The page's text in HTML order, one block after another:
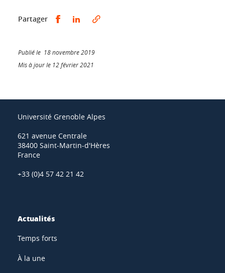
Partager Partager sur Facebook
Partager sur LinkedIn
Publié le 18 novembre 2019
Mis à jour le 12 février 2021
Université Grenoble Alpes
621 avenue Centrale
38400 Saint-Martin-d'Hères
France
+33 (0)4 57 42 21 42
Actualités
Temps forts
À la une